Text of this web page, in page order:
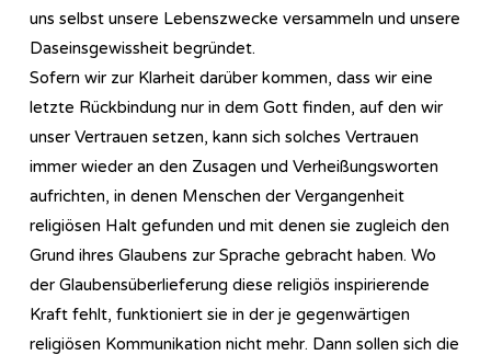
uns selbst unsere Lebenszwecke versammeln und unsere
Daseinsgewissheit begründet.
Sofern wir zur Klarheit darüber kommen, dass wir eine
letzte Rückbindung nur in dem Gott finden, auf den wir
unser Vertrauen setzen, kann sich solches Vertrauen
immer wieder an den Zusagen und Verheißungsworten
aufrichten, in denen Menschen der Vergangenheit
religiösen Halt gefunden und mit denen sie zugleich den
Grund ihres Glaubens zur Sprache gebracht haben. Wo
der Glaubensüberlieferung diese religiös inspirierende
Kraft fehlt, funktioniert sie in der je gegenwärtigen
religiösen Kommunikation nicht mehr. Dann sollen sich die